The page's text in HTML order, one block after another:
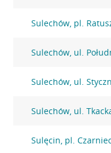
Sulechów, pl.
Sulechów, ul.
Sulechów, ul.
Sulechów, ul.
Sulęcin, pl.